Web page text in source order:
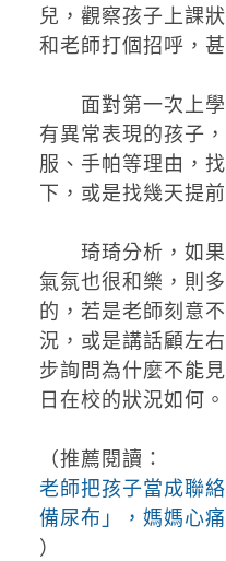
兒，觀察孩子上課
和老師打個招呼，
面對第一次上學
有異常表現的孩子
服、手帕等理由，
下，或是找幾天提
琦琦分析，如果
氣氛也很和樂，則
的，若是老師刻意
況，或是講話顧左
步詢問為什麼不能
日在校的狀況如何。
（推薦閱讀：
老師把孩子當成聯
備尿布」，媽媽心
）